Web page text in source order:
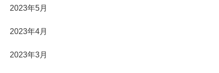
2023年5月
2023年4月
2023年3月